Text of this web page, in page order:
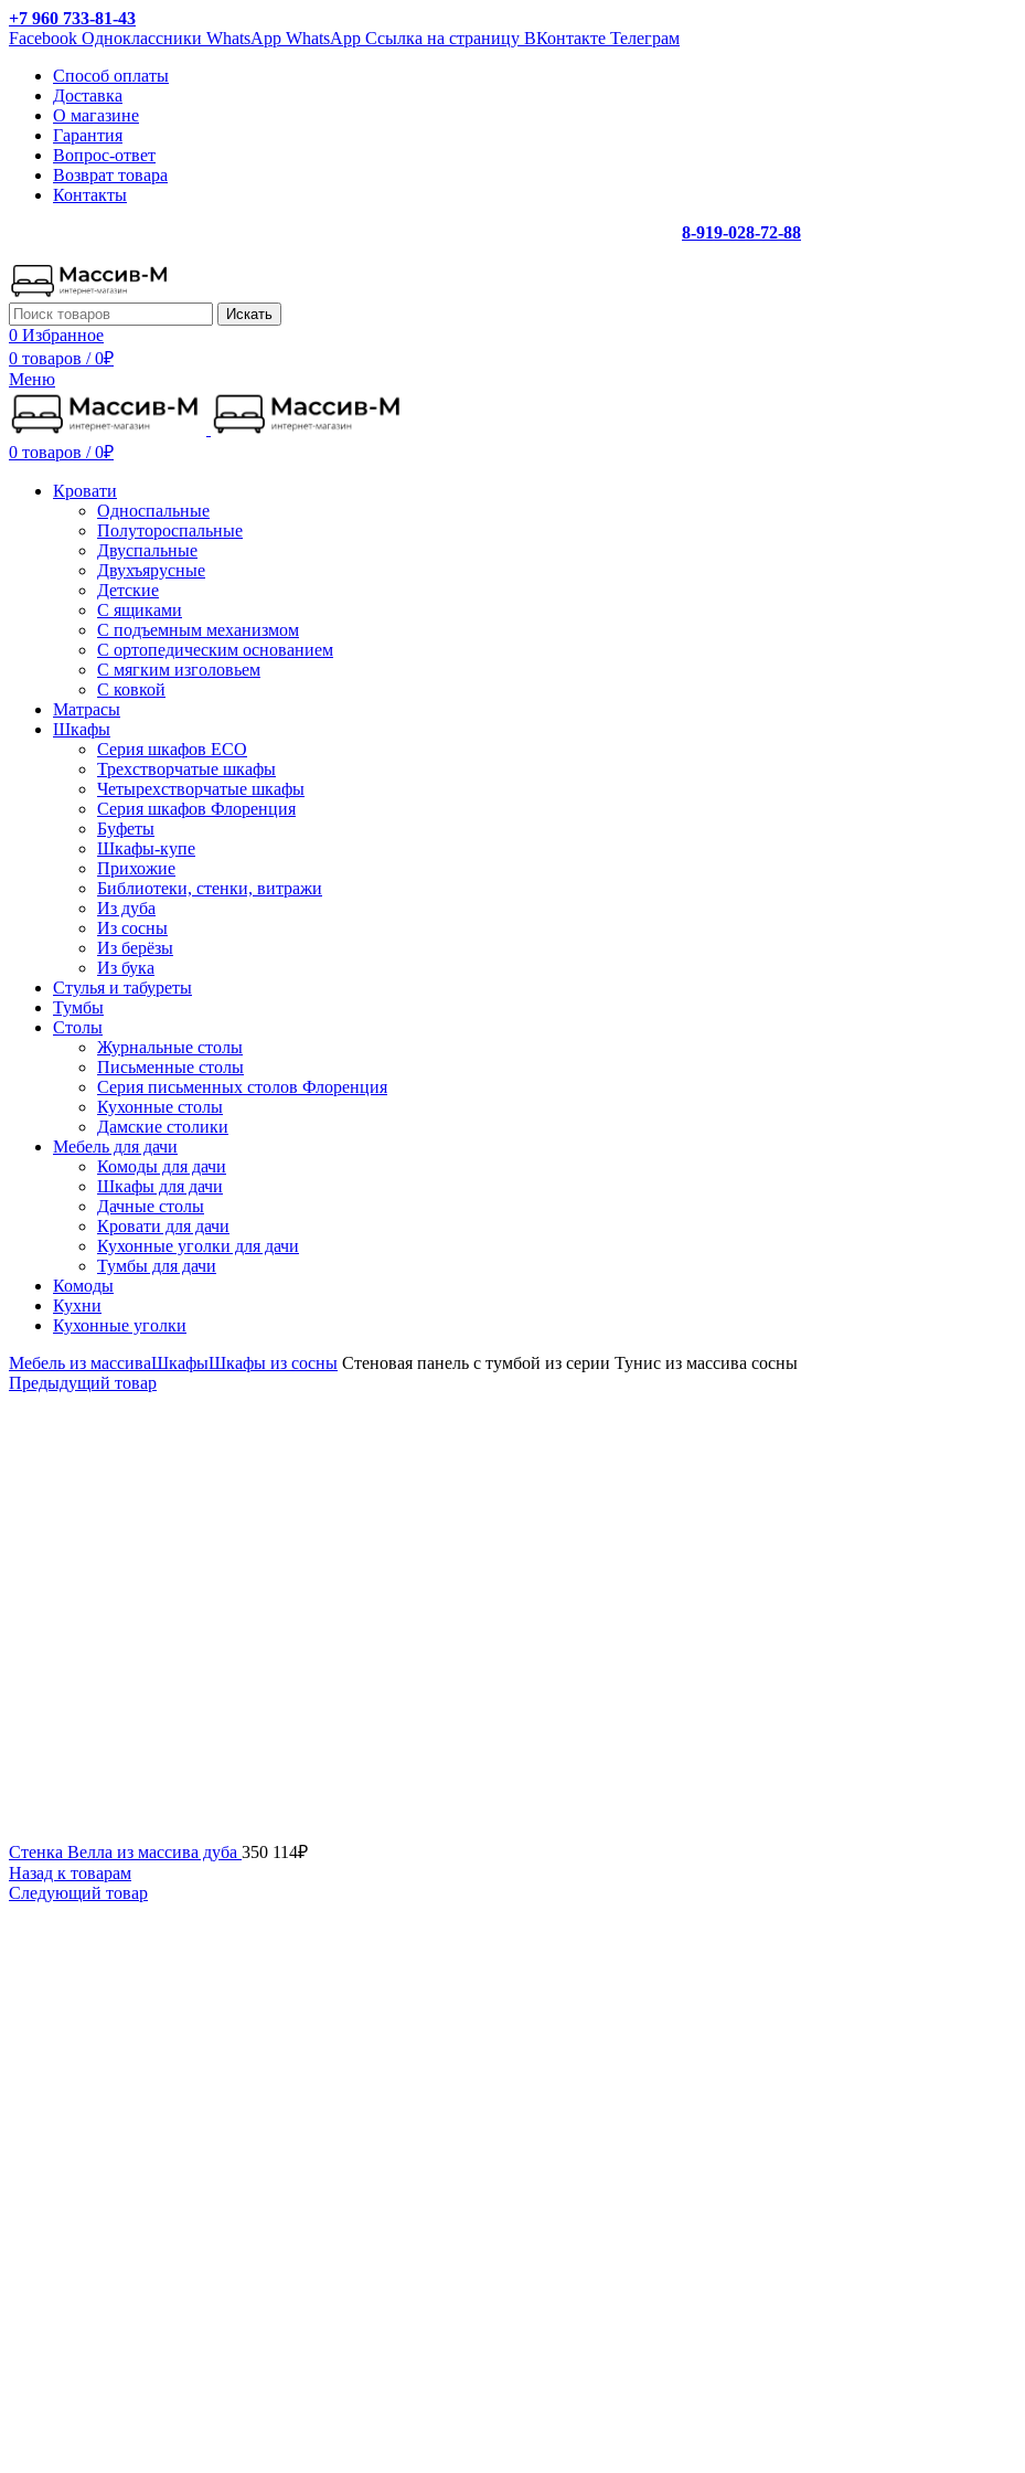
+7 960 733-81-43
Facebook Одноклассники WhatsApp WhatsApp Ссылка на страницу ВКонтакте Телеграм
Способ оплаты
Доставка
О магазине
Гарантия
Вопрос-ответ
Возврат товара
Контакты
8-919-028-72-88
Искать
0 Избранное
0 товаров / 0₽
Меню
0 товаров / 0₽
Кровати
Односпальные
Полутороспальные
Двуспальные
Двухъярусные
Детские
С ящиками
С подъемным механизмом
С ортопедическим основанием
С мягким изголовьем
С ковкой
Матрасы
Шкафы
Серия шкафов ECO
Трехстворчатые шкафы
Четырехстворчатые шкафы
Серия шкафов Флоренция
Буфеты
Шкафы-купе
Прихожие
Библиотеки, стенки, витражи
Из дуба
Из сосны
Из берёзы
Из бука
Стулья и табуреты
Тумбы
Столы
Журнальные столы
Письменные столы
Серия письменных столов Флоренция
Кухонные столы
Дамские столики
Мебель для дачи
Комоды для дачи
Шкафы для дачи
Дачные столы
Кровати для дачи
Кухонные уголки для дачи
Тумбы для дачи
Комоды
Кухни
Кухонные уголки
Мебель из массиваШкафыШкафы из сосны Стеновая панель с тумбой из серии Тунис из массива сосны
Предыдущий товар
Стенка Велла из массива дуба 350 114₽
Назад к товарам
Следующий товар